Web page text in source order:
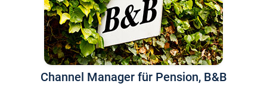
Channel Manager für Pension, B&B